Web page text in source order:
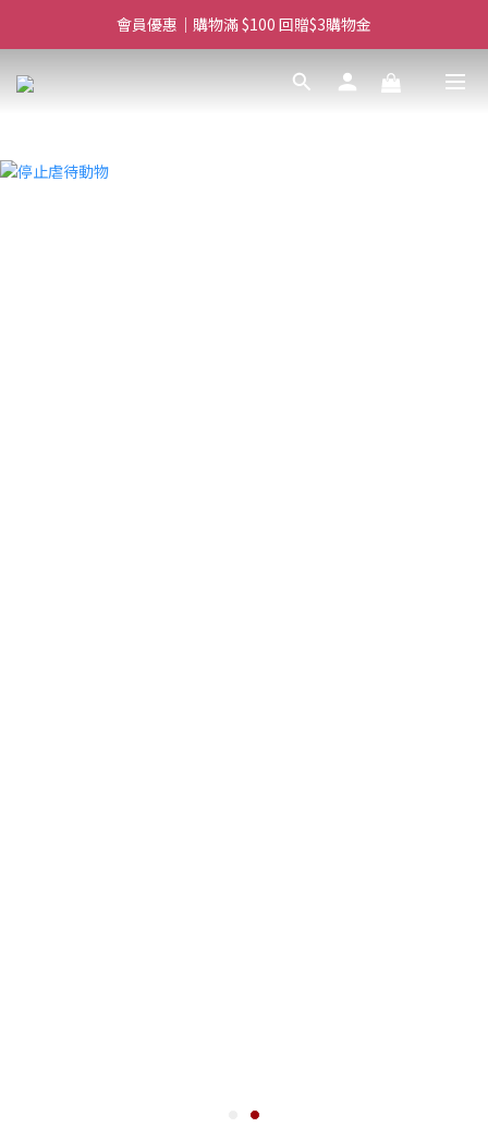
滿$450免費送貨上門 I 滿$350免運 順豐自取
滿$450免費送貨上門 I 滿$350免運 順豐自取